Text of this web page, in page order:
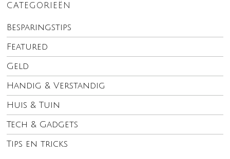
CATEGORIEËN
Besparingstips
Featured
Geld
Handig & Verstandig
Huis & Tuin
Tech & Gadgets
Tips en tricks